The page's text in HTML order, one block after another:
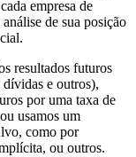
empresa de
de sua posição
resultados futuros
e outros),
por uma taxa de
usamos um
como por
ou outros.